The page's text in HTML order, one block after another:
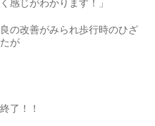
感じがわかります！」
の改善がみられ歩行時のひざ
が
了！！